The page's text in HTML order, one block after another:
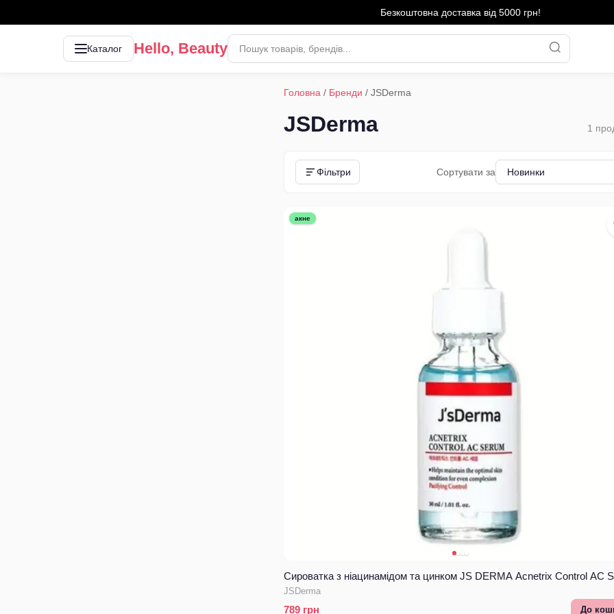
Безкоштовна доставка від 5000 грн!
Каталог Hello, Beauty
Головна / Бренди / JSDerma
JSDerma 1
Фільтри Сортувати за
акне
Сироватка з ніацинамідом та цинком JS DERMA Acnetrix Control AC
JSDerma
789 грн До